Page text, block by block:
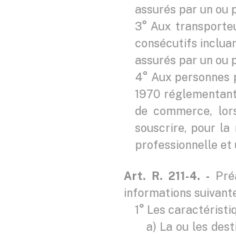
assurés par un ou
3° Aux
consécutifs
assurés par un ou
4° Aux
1970
de commerce,
souscrire, pour la
professionnelle et
Art. R. 211-4. -
informations
1° Les
a) La ou les